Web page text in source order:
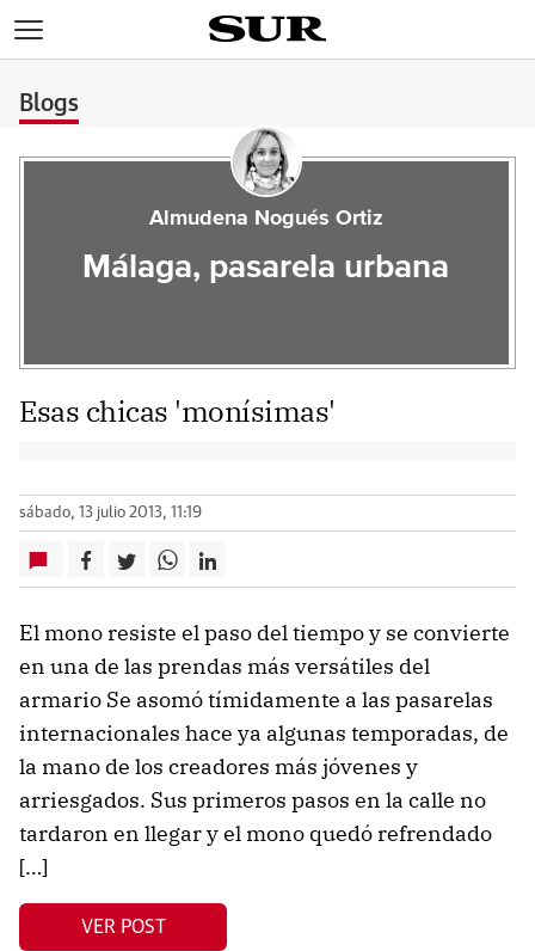
Blogs
Almudena Nogués Ortiz
Málaga, pasarela urbana
Esas chicas 'monísimas'
sábado, 13 julio 2013, 11:19
El mono resiste el paso del tiempo y se convierte
en una de las prendas más versátiles del
armario Se asomó tímidamente a las pasarelas
internacionales hace ya algunas temporadas, de
la mano de los creadores más jóvenes y
arriesgados. Sus primeros pasos en la calle no
tardaron en llegar y el mono quedó refrendado
[…]
VER POST